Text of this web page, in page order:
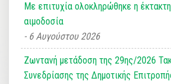
Με επιτυχία ολοκληρώθηκε η
αιμοδοσία
6 Αυγούστου 2026
Ζωντανή μετάδοση της 29ης/2026
Συνεδρίασης της Δημοτικής